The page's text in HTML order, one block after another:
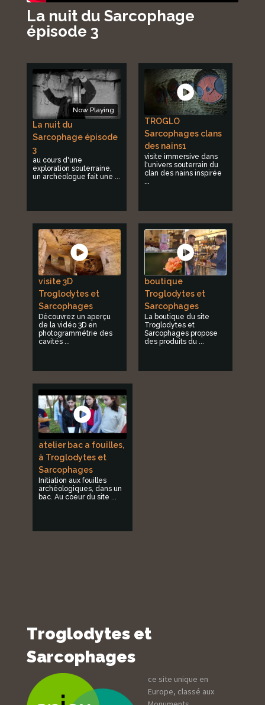
La nuit du Sarcophage
épisode 3
Now Playing
La nuit du
Sarcophage épisode
3
au cours d'une
exploration souterraine,
un archéologue fait une ...
TROGLO
Sarcophages clans
des nains1
visite immersive dans
l'univers souterrain du
clan des nains inspirée
...
visite 3D
Troglodytes et
Sarcophages
Découvrez un aperçu
de la vidéo 3D en
photogrammétrie des
cavités ...
boutique
Troglodytes et
Sarcophages
La boutique du site
Troglodytes et
Sarcophages propose
des produits du ...
atelier bac a fouilles,
à Troglodytes et
Sarcophages
Initiation aux fouilles
archéologiques, dans un
bac. Au coeur du site ...
Troglodytes et
Sarcophages
ce site unique en
Europe, classé aux